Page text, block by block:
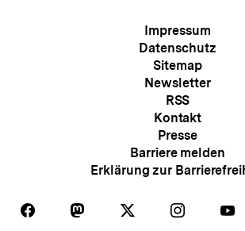
Meta-
Navigation
Impressum
Datenschutz
Sitemap
Newsletter
RSS
Kontakt
Presse
Barriere melden
Erklärung zur
Folgen
Auf
Folgen Folgen Folgen
Auf